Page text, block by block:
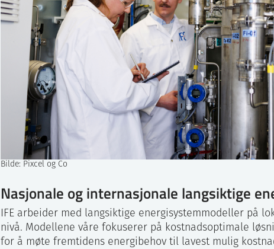
Bilde: Pixcel og Co
Nasjonale og internasjonale langsiktige
IFE arbeider med langsiktige energisystemmodeller på
nivå. Modellene våre fokuserer på kostnadsoptimale
for å møte fremtidens energibehov til lavest mulig